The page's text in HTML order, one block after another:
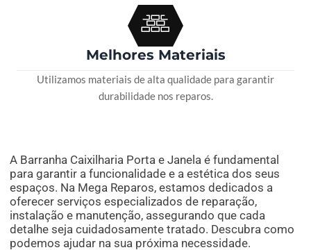
Melhores Materiais
Utilizamos materiais de alta qualidade para garantir
durabilidade nos reparos.
A Barranha Caixilharia Porta e Janela é fundamental
para garantir a funcionalidade e a estética dos seus
espaços. Na Mega Reparos, estamos dedicados a
oferecer serviços especializados de reparação,
instalação e manutenção, assegurando que cada
detalhe seja cuidadosamente tratado. Descubra como
podemos ajudar na sua próxima necessidade.